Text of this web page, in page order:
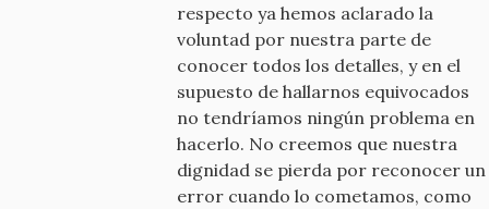
respecto ya hemos aclarado la
voluntad por nuestra parte de
conocer todos los detalles, y en el
supuesto de hallarnos equivocados
no tendríamos ningún problema en
hacerlo. No creemos que nuestra
dignidad se pierda por reconocer un
error cuando lo cometamos, como